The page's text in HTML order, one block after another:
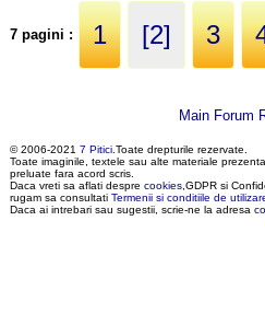
7 pagini : 1 [2] 3
Main Forum
© 2006-20217 Pitici.Toate drepturile rezervate.
Toate imaginile, textele sau alte materiale
preluate fara acord scris.
Daca vreti sa aflati desprecookies,GDPR si
rugam sa consultatiTermenii si conditiile de
Daca ai intrebari sau sugestii, scrie-ne la adresa